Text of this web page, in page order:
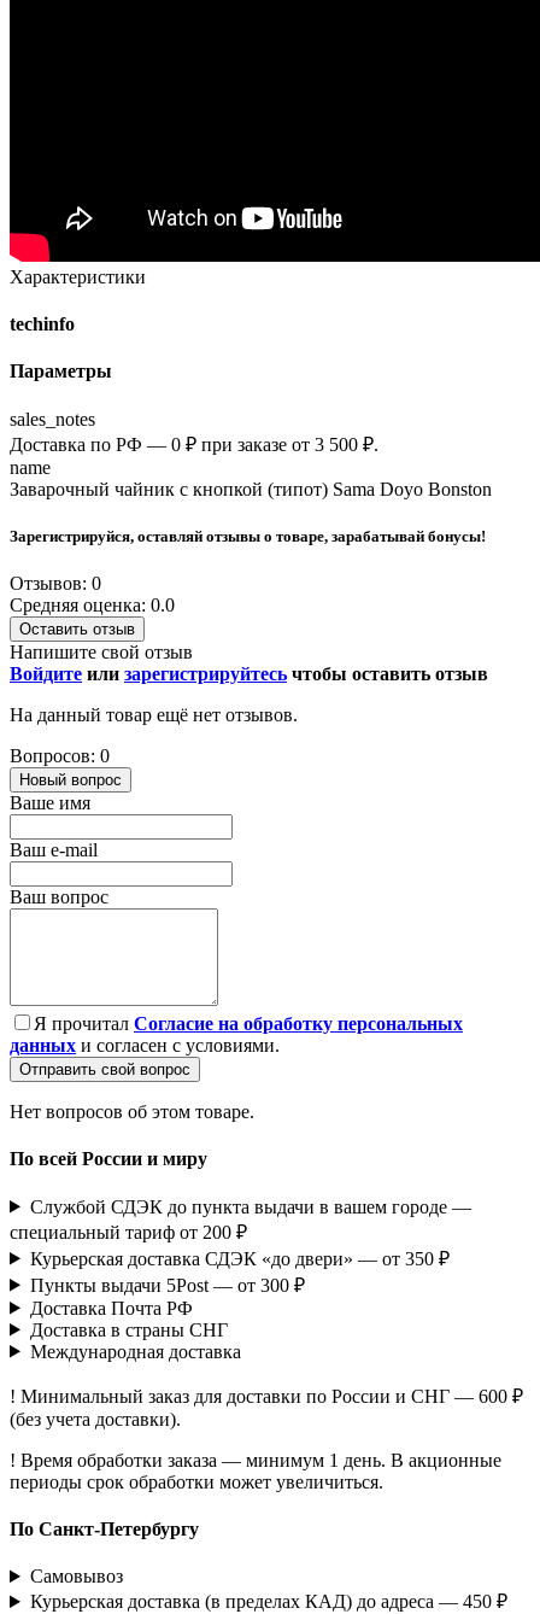
Характеристики
techinfo
Параметры
sales_notes
Доставка по РФ — 0 ₽ при заказе от 3 500 ₽.
name
Заварочный чайник с кнопкой (типот) Sama Doyo Bonston
Зарегистрируйся, оставляй отзывы о товаре, зарабатывай бонусы!
Отзывов: 0
Средняя оценка: 0.0
Оставить отзыв
Напишите свой отзыв
Войдите или зарегистрируйтесь чтобы оставить отзыв
На данный товар ещё нет отзывов.
Вопросов: 0
Новый вопрос
Ваше имя
Ваш e-mail
Ваш вопрос
Я прочитал Согласие на обработку персональных
данных и согласен с условиями.
Отправить свой вопрос
Нет вопросов об этом товаре.
По всей России и миру
Службой СДЭК до пункта выдачи в вашем городе —
специальный тариф от 200 ₽
Курьерская доставка СДЭК «до двери» — от 350 ₽
Пункты выдачи 5Post — от 300 ₽
Доставка Почта РФ
Доставка в страны СНГ
Международная доставка
! Минимальный заказ для доставки по России и СНГ — 600 ₽
(без учета доставки).
! Время обработки заказа — минимум 1 день. В акционные
периоды срок обработки может увеличиться.
По Санкт-Петербургу
Самовывоз
Курьерская доставка (в пределах КАД) до адреса — 450 ₽